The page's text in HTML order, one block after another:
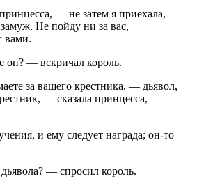
— не затем я приехала,
Не пойду ни за вас,
вами.
он? — вскричал король.
за вашего крестника, — дьявол,
— сказала принцесса,
и ему следует награда; он-то
— спросил король.